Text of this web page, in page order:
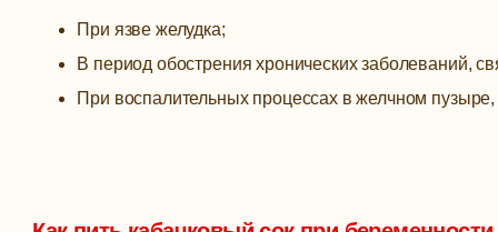
При язве желудка;
В период обострения хронических заболеваний,
При воспалительных процессах в желчном пузыре,